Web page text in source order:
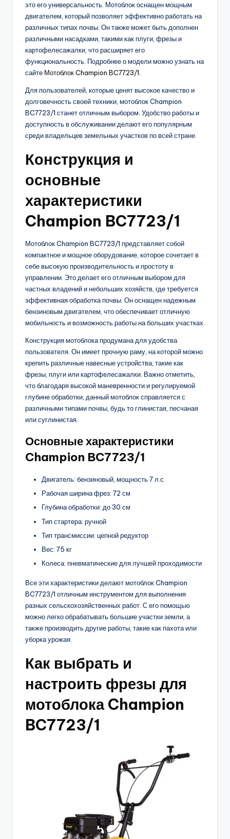
это его универсальность. Мотоблок оснащен мощным
двигателем, который позволяет эффективно работать на
различных типах почвы. Он также может быть дополнен
различными насадками, такими как плуги, фрезы и
картофелесажалки, что расширяет его
функциональность. Подробнее о модели можно узнать на
сайте Мотоблок Champion BC7723/1
Для пользователей, которые ценят высокое качество и
долговечность своей техники, мотоблок Champion
BC7723/1 станет отличным выбором. Удобство работы и
доступность в обслуживании делают его популярным
среди владельцев земельных участков по всей стране.
Конструкция и
основные
характеристики
Champion BC7723/1
Мотоблок Champion BC7723/1 представляет собой
компактное и мощное оборудование, которое сочетает в
себе высокую производительность и простоту в
управлении. Это делает его отличным выбором для
частных владений и небольших хозяйств, где требуется
эффективная обработка почвы. Он оснащен надежным
бензиновым двигателем, что обеспечивает отличную
мобильность и возможность работы на больших участках.
Конструкция мотоблока продумана для удобства
пользователя. Он имеет прочную раму, на которой можно
крепить различные навесные устройства, такие как
фрезы, плуги или картофелесажалки. Важно отметить,
что благодаря высокой маневренности и регулируемой
глубине обработки, данный мотоблок справляется с
различными типами почвы, будь то глинистая, песчаная
или суглинистая.
Основные характеристики
Champion BC7723/1
Двигатель: бензиновый, мощность 7 л.с.
Рабочая ширина фрез: 72 см
Глубина обработки: до 30 см
Тип стартера: ручной
Тип трансмиссии: цепной редуктор
Вес: 75 кг
Колеса: пневматические для лучшей проходимости
Все эти характеристики делают мотоблок Champion
BC7723/1 отличным инструментом для выполнения
разных сельскохозяйственных работ. С его помощью
можно легко обрабатывать большие участки земли, а
также производить другие работы, такие как пахота или
уборка урожая.
Как выбрать и
настроить фрезы для
мотоблока Champion
BC7723/1